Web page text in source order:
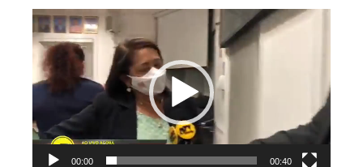
Tocador
vídeo
00:00 00:40